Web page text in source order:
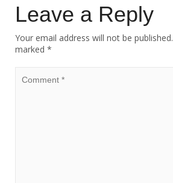
Leave a Reply
Your email address will not be published.
marked *